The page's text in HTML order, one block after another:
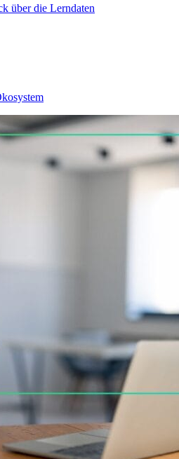
über die Lerndaten